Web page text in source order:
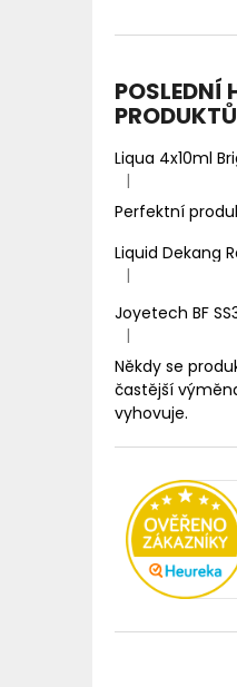
POSLEDNÍ
PRODUKTŮ
Liqua 4x10ml
Hodnocení
|
Perfektní
Hodnocení
|
Joyetech BF
Hodnocení
|
Někdy se
častější
vyhovuje.